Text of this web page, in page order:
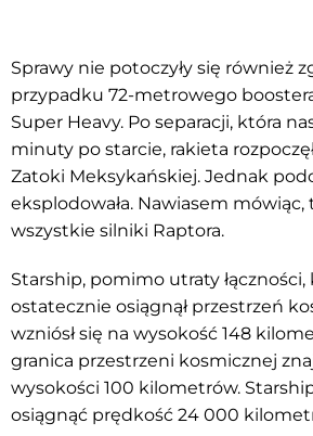
Sprawy nie potoczyły się również
przypadku 72-metrowego
Super Heavy. Po separacji, która
minuty po starcie, rakieta
Zatoki Meksykańskiej. Jednak
eksplodowała. Nawiasem mówiąc,
wszystkie silniki Raptora.
Starship, pomimo utraty
ostatecznie osiągnął przestrzeń
wzniósł się na wysokość 148
granica przestrzeni kosmicznej
wysokości 100 kilometrów.
osiągnąć prędkość 24 000